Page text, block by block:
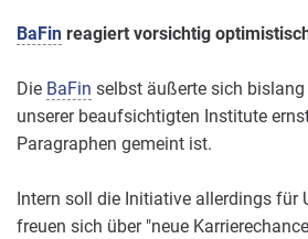
BaFinreagiert vorsichtig
Die BaFin selbst äußerte sich
unserer beaufsichtigten Institute
Paragraphen gemeint ist.
Intern soll die Initiative allerdings für
freuen sich über "neue